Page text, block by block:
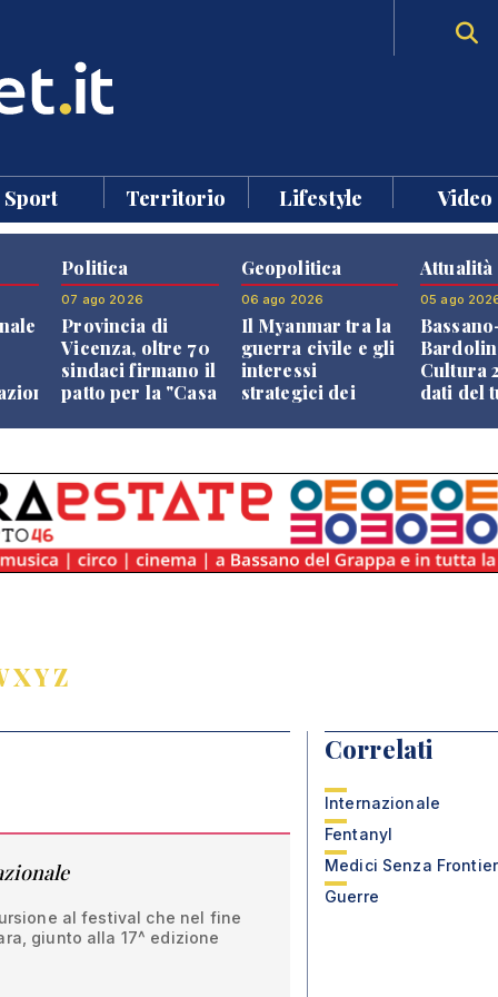
Sport Territorio Lifestyle Video
Politica
07 ago 2026
Provincia di
Vicenza, oltre 70
sindaci firmano il
patto per la "Casa
Geopolitica
06 ago 2026
Il Myanmar tra la
guerra civile e gli
interessi
strategici dei
Attualità
05 ago
Cultura
dati del
XYZ
al festival che nel fine
giunto alla 17^ edizione
Correlati
Internazionale
Fentanyl
Medici Senza
Guerre